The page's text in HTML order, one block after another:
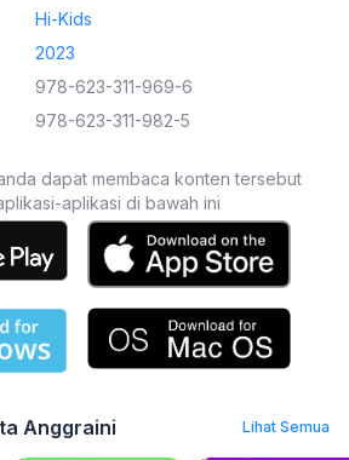
Hi-Kids
2023
978-623-311-969-6
978-623-311-982-5
dapat membaca konten tersebut
aplikasi di bawah ini
Anggraini Lihat Semua